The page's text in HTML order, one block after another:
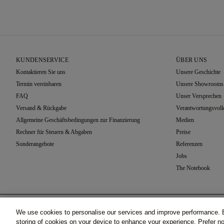
KUNDENSERVICE
Kontaktieren Sie uns
Termin vereinbaren
FAQ
Versand & Rückgabe
Allgemeine Geschäftsbedingungen zur Finanzierung
Rechner für Steuern & Abgaben
Sonderangebote
ÜBER UNS
Unsere Geschichte
Unsere Showrooms
Unser Versprechen
Medien
Preise
Referenzen
Jobs
The Notebook
©2026 77 Diamonds GmbH - Schumannstraße 27. 60325
1477 Classic, Weißgold (18k)
We use cookies to personalise our services and improve
storing of cookies on your device to enhance your experience. Prefer